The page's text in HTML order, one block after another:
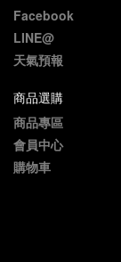
Facebook
LINE@
天氣預報
商品選購
商品專區
會員中心
購物車